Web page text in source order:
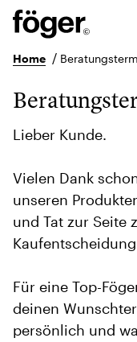
Home /
Lieber Kunde.
Vielen Dank
unseren
und Tat zur Seite
Für eine Top-
deinen
persönlich und